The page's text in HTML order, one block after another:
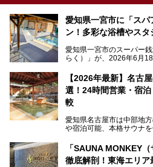
愛知県一宮市に「ス
ン！多彩な浴槽やス
愛知県一宮市のスーパー
らく）」が、2026年6月
この地で30年にわたり愛
地元住民をはじめオープ
ないでしょうか。
老朽化した設備の補修を
ってきたというだけあっ
以前の4倍に拡張したとい
容の巨大なスタジアムサ
までまるごと楽しめる施
今回は、全面リニューア
【2026年最新】名古
選！24時間営業・宿
較
愛知県名古屋市は中部地
や宿泊可能、本格サウナ
そのため、「日々の仕事
い」「休日に時間を忘れ
「SAUNA MONKEY
徹底解剖！東海エリア